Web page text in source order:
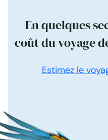
En quelques
coût du voyage
Estimez le